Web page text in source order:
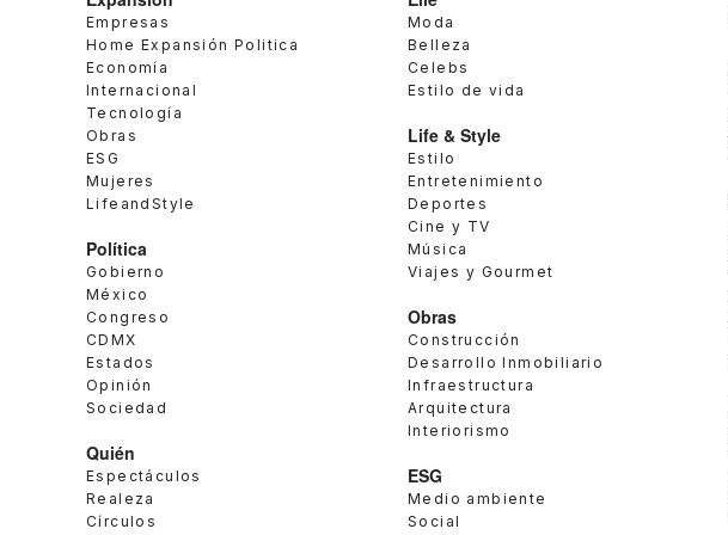
Empresas
Home Expansión Politica
Economía
Internacional
Tecnología
Obras
ESG
Mujeres
LifeandStyle
Política
Gobierno
México
Congreso
CDMX
Estados
Opinión
Sociedad
Quién
Espectáculos
Realeza
Círculos
Moda
Belleza
Celebs
Estilo de vida
Life & Style
Estilo
Entretenimiento
Deportes
Cine y TV
Música
Viajes y Gourmet
Obras
Construcción
Desarrollo Inmobiliario
Infraestructura
Arquitectura
Interiorismo
ESG
Medio ambiente
Social